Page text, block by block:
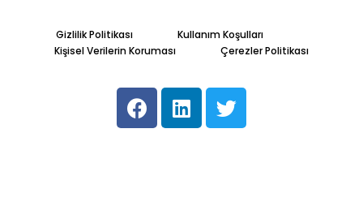
Gizlilik Politikası
Kullanım Koşulları
Kişisel Verilerin Koruması
Çerezler Politikası